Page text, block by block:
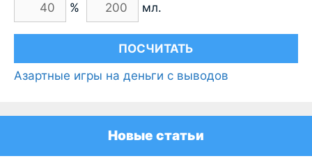
%
мл.
Азартные игры на деньги с выводов
Новые статьи